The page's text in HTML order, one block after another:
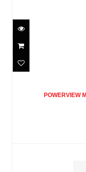
POWERVIEW